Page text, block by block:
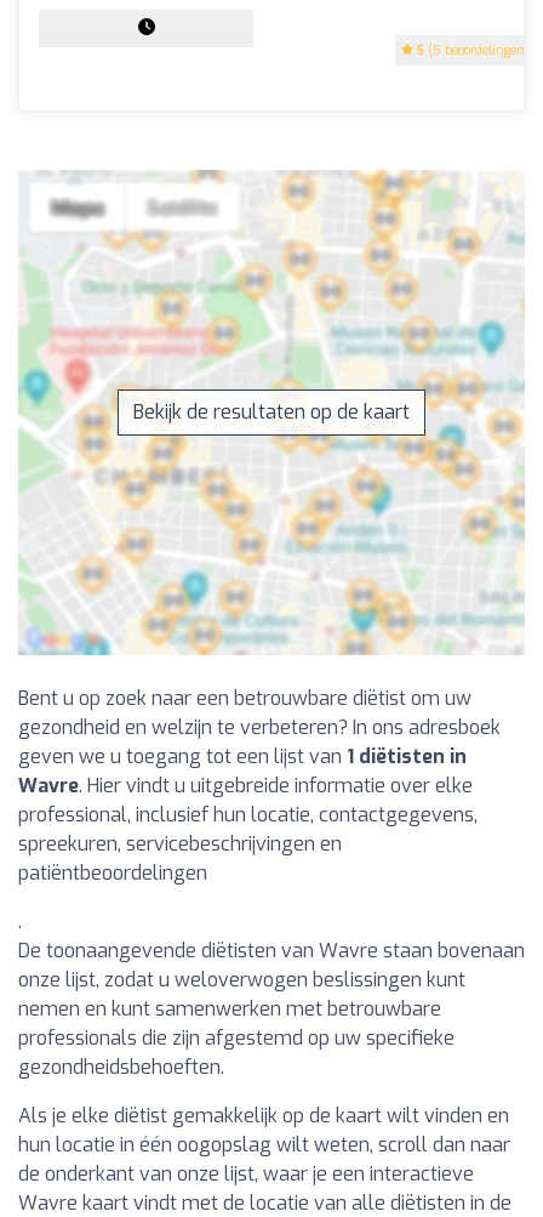
5 (5 beoordelingen)
Bekijk de resultaten op de kaart
Bent u op zoek naar een betrouwbare diëtist om uw
gezondheid en welzijn te verbeteren? In ons adresboek
geven we u toegang tot een lijst van 1 diëtisten in
Wavre. Hier vindt u uitgebreide informatie over elke
professional, inclusief hun locatie, contactgegevens,
spreekuren, servicebeschrijvingen en
patiëntbeoordelingen
.
De toonaangevende diëtisten van Wavre staan bovenaan
onze lijst, zodat u weloverwogen beslissingen kunt
nemen en kunt samenwerken met betrouwbare
professionals die zijn afgestemd op uw specifieke
gezondheidsbehoeften.
Als je elke diëtist gemakkelijk op de kaart wilt vinden en
hun locatie in één oogopslag wilt weten, scroll dan naar
de onderkant van onze lijst, waar je een interactieve
Wavre kaart vindt met de locatie van alle diëtisten in de